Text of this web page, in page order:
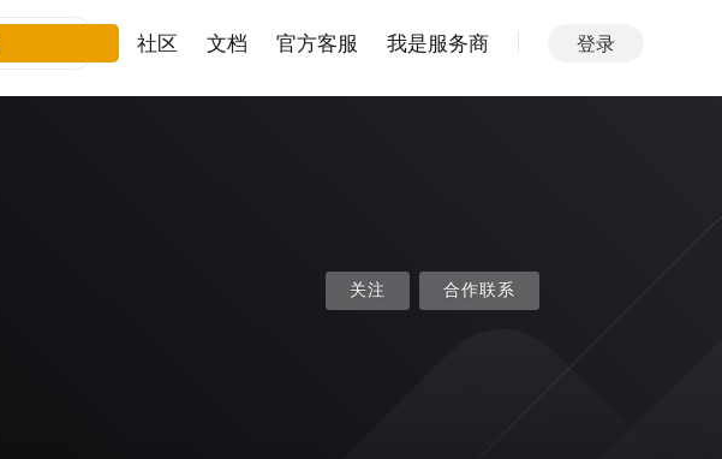
社区 文档 官方客服 我是服务商 登录
关注 合作联系